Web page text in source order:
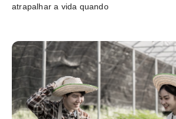
atrapalhar a vida quando